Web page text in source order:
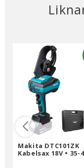
Makita DTC101ZK
Kabelsax 18V • 35-